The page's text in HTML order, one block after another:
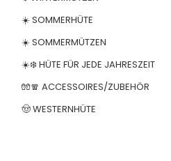
☀️ SOMMERHÜTE
☀️ SOMMERMÜTZEN
☀️❄️ HÜTE FÜR JEDE JAHRESZEIT
🧤🧣 ACCESSOIRES/ZUBEHÖR
🤠 WESTERNHÜTE